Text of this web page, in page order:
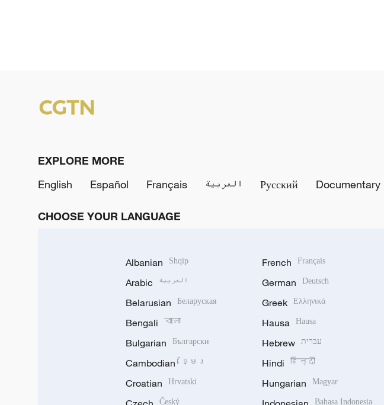
EXPLORE MORE
English
Español Français العربية Русский Documentary
CHOOSE YOUR LANGUAGE
Albanian Shqip
Arabic العربية
Belarusian Беларуская
Bengali বাংলা
Bulgarian Български
Cambodian ខ្មែរ
Croatian Hrvatski
Český
French Français
German Deutsch
Greek Ελληνικά
Hausa Hausa
Hebrew עברית
Hindi हिन्दी
Hungarian Magyar
Bahasa Indonesia